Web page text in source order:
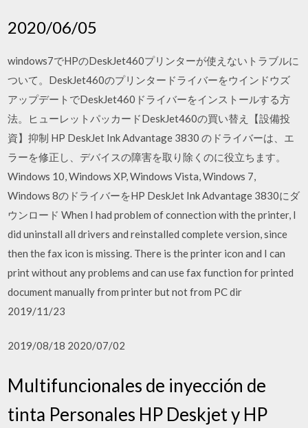
2020/06/05
windows7でHPのDeskJet460プリンターが使えないトラブルに
ついて。DeskJet460のプリンタードライバーをウインドウズ
アップデートでDeskJet460ドライバーをインストールする方
法。ヒューレットパッカードDeskJet460の買い替え【設備投
資】抑制 HP DeskJet Ink Advantage 3830 のドライバーは、エ
ラーを修正し、デバイスの障害を取り除くのに役立ちます。
Windows 10, Windows XP, Windows Vista, Windows 7,
Windows 8のドライバーをHP DeskJet Ink Advantage 3830にダ
ウンロード When I had problem of connection with the printer, I
did uninstall all drivers and reinstalled complete version, since
then the fax icon is missing. There is the printer icon and I can
print without any problems and can use fax function for printed
document manually from printer but not from PC dir
2019/11/23
2019/08/18 2020/07/02
Multifuncionales de inyección de
tinta Personales HP Deskjet y HP